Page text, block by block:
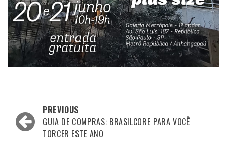
Post
navigation
PREVIOUS
GUIA DE COMPRAS: BRASILCORE PARA VOCÊ
TORCER ESTE ANO